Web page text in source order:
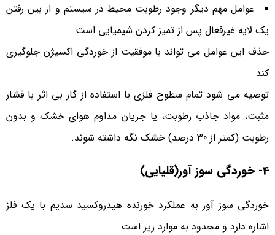
عوامل مهم دیگر وجود رطوبت محیط در سیستم و از بین رفتن
یک لایه غیرفعال پس از تمیز کردن شیمیایی است.
حذف این عوامل می تواند با موفقیت از خوردگی اکسیژن جلوگیری
کند
توصیه می شود تمام سطوح فلزی با استفاده از گاز بی اثر با فشار
مثبت، مواد جاذب رطوبت، یا جریان مداوم هوای خشک و بدون
رطوبت (کمتر از 30 درصد) خشک نگه داشته شوند.
4- خوردگی سوز آور (قلیایی)
خوردگی سوز آور به عملکرد خورنده هیدروکسید سدیم با یک فلز
اشاره دارد و محدود به موارد زیر است: